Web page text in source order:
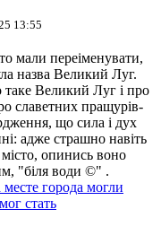
13:55
мали переіменувати,
назва Великий Луг.
таке Великий Луг і про
славетних пращурів-
що сила і дух
адже страшно навіть
опинись воно
"біля води ©" .
города могли
стать